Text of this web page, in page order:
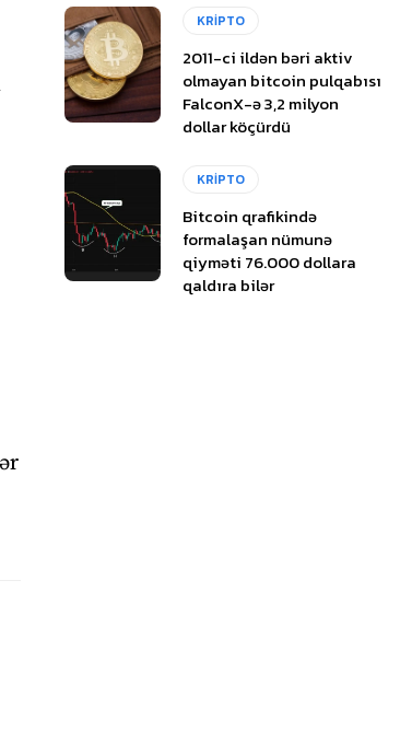
KRİPTO
2011-ci ildən bəri aktiv
olmayan bitcoin pulqabısı
FalconX-ə 3,2 milyon
dollar köçürdü
KRİPTO
Bitcoin qrafikində
formalaşan nümunə
qiyməti 76.000 dollara
qaldıra bilər